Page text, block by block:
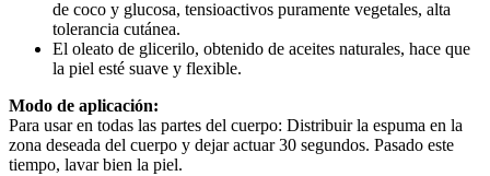
de coco y glucosa, tensioactivos puramente vegetales, alta
tolerancia cutánea.
El oleato de glicerilo, obtenido de aceites naturales, hace que
la piel esté suave y flexible.
Modo de aplicación:
Para usar en todas las partes del cuerpo: Distribuir la espuma en la
zona deseada del cuerpo y dejar actuar 30 segundos. Pasado este
tiempo, lavar bien la piel.